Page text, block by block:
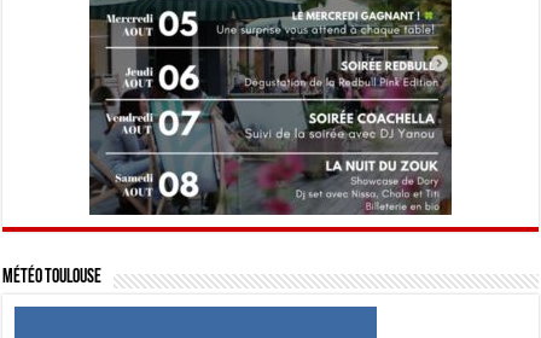
Météo Toulouse